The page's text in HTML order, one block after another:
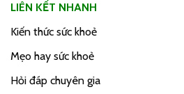
LIÊN KẾT NHANH
Kiến thức sức khoẻ
Mẹo hay sức khoẻ
Hỏi đáp chuyên gia